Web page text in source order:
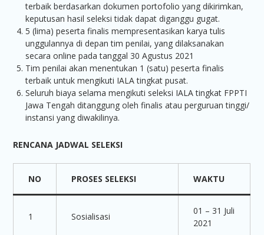
terbaik berdasarkan dokumen portofolio yang dikirimkan,
keputusan hasil seleksi tidak dapat diganggu gugat.
5 (lima) peserta finalis mempresentasikan karya tulis
unggulannya di depan tim penilai, yang dilaksanakan
secara online pada tanggal 30 Agustus 2021
Tim penilai akan menentukan 1 (satu) peserta finalis
terbaik untuk mengikuti IALA tingkat pusat.
Seluruh biaya selama mengikuti seleksi IALA tingkat FPPTI
Jawa Tengah ditanggung oleh finalis atau perguruan tinggi/
instansi yang diwakilinya.
RENCANA JADWAL SELEKSI
NO PROSES SELEKSI WAKTU
1 Sosialisasi
01 – 31 Juli
2021